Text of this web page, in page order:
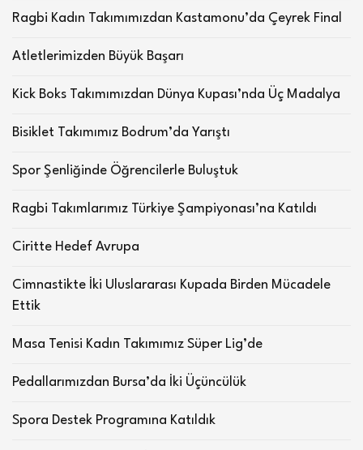
Ragbi Kadın Takımımızdan Kastamonu’da Çeyrek Final
Atletlerimizden Büyük Başarı
Kick Boks Takımımızdan Dünya Kupası’nda Üç Madalya
Bisiklet Takımımız Bodrum’da Yarıştı
Spor Şenliğinde Öğrencilerle Buluştuk
Ragbi Takımlarımız Türkiye Şampiyonası’na Katıldı
Ciritte Hedef Avrupa
Cimnastikte İki Uluslararası Kupada Birden Mücadele
Ettik
Masa Tenisi Kadın Takımımız Süper Lig’de
Pedallarımızdan Bursa’da İki Üçüncülük
Spora Destek Programına Katıldık